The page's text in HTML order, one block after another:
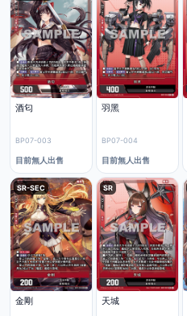
酒匂
BP07-003
目前無人出售
羽黑
BP07-004
目前無人出售
SR-SEC
金剛
SR
天城